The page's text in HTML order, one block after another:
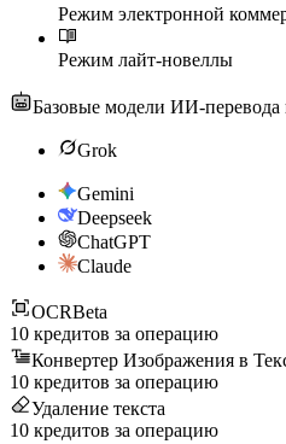
Режим электронной
Режим лайт-новеллы
Базовые модели ИИ-перевода
Grok
Gemini
Deepseek
ChatGPT
Claude
OCRBeta
10 кредитов за операцию
Конвертер Изображения в
10 кредитов за операцию
Удаление текста
10 кредитов за операцию